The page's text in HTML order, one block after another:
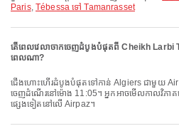
Paris, Tébessa ទៅ Tamanrasset
តើពេលវេលាចាកចេញដំបូងបំផុតពី Cheikh Larbi
ពេលណា?
ជើងហោះហើរដំបូងបំផុតទៅកាន់ Algiers ជាមួយ Air Algerie លេខជើងហោះហើរ AH6033
ចេញដំណើរនៅម៉ោង 11:05។ អ្នកអាចមើលកាលវិភា
ផ្សេងទៀតនៅលើ Airpaz។